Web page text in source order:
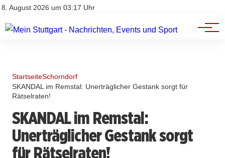
8. August 2026 um 03:17 Uhr
Impressum
Branchenbuch
Werbung
StartseiteSchorndorf
SKANDAL im Remstal: Unerträglicher Gestank sorgt für
Rätselraten!
SKANDAL im Remstal:
Unerträglicher Gestank sorgt
für Rätselraten!